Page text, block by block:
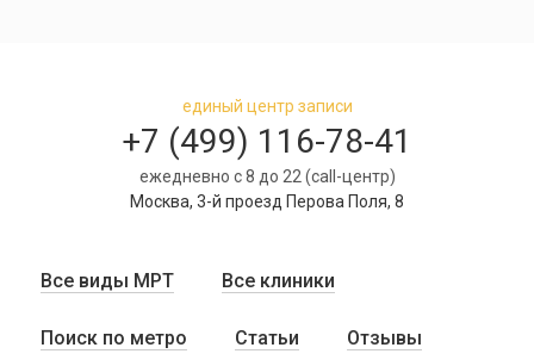
единый центр записи
+7 (499) 116-78-41
ежедневно с 8 до 22 (call-центр)
Москва, 3-й проезд Перова Поля, 8
Все виды МРТ Все клиники
Поиск по метро Статьи Отзывы